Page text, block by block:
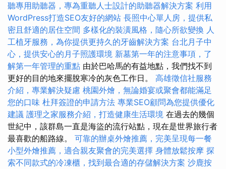
聽專用助聽器，專為重聽人士設計的助聽器解決方案 利用
WordPress打造SEO友好的網站 長照中心單人房，提供私
密且舒適的居住空間 多樣化的裝潢風格，隨心所欲變換 人
工植牙服務，為你提供更持久的牙齒解決方案 台北月子中
心，提供安心的月子照護環境 新墓第一年的注意事項，了
解第一年管理的重點 由於巴哈馬的有益地點，我們找不到
更好的目的地來擺脫寒冷的灰色工作日。 高雄徵信社服務
介紹，專業解決疑慮 桃園外燴，無論婚宴或聚會都能滿足
您的口味 杜拜簽證的申請方法 專業SEO顧問為您提供優化
建議 護理之家服務介紹，打造健康生活環境 在過去的幾個
世紀中，該群島一直是海盜的流行站點，現在是世界旅行者
最喜歡的船路線。 可靠的辦桌外燴推薦，完美呈現每一餐
小型外燴推薦，適合親友聚會的完美選擇 身體放鬆按摩 探
索不同款式的冷凍櫃，找到最合適的存儲解決方案 沙鹿按